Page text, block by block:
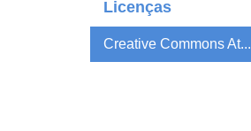
Licenças
Creative Commons At...